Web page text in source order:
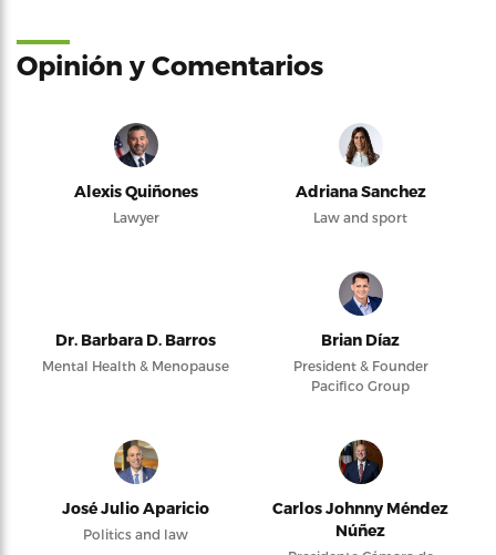
Opinión y Comentarios
Alexis Quiñones
Lawyer
Adriana Sanchez
Law and sport
Dr. Barbara D. Barros
Mental Health & Menopause
Brian Díaz
President & Founder
Pacifico Group
José Julio Aparicio
Politics and law
Carlos Johnny Méndez
Núñez